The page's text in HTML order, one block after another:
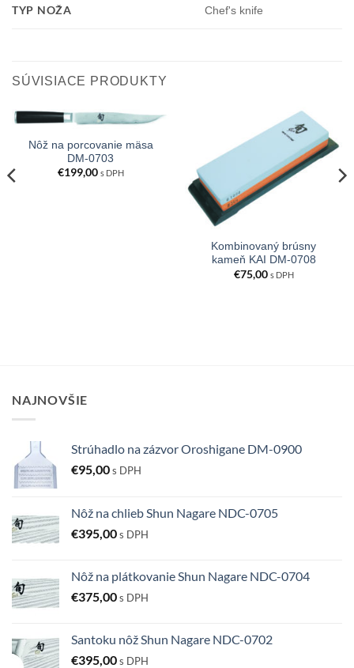
TYP NOŽA Chef's knife
SÚVISIACE PRODUKTY
Nôž na porcovanie mäsa
DM-0703
€199,00 s DPH
Kombinovaný brúsny
kameň KAI DM-0708
€75,00 s DPH
NAJNOVŠIE
Strúhadlo na zázvor Oroshigane DM-0900
€95,00s DPH
Nôž na chlieb Shun Nagare NDC-0705
€395,00s DPH
Nôž na plátkovanie Shun Nagare NDC-0704
€375,00s DPH
Santoku nôž Shun Nagare NDC-0702
€395,00s DPH